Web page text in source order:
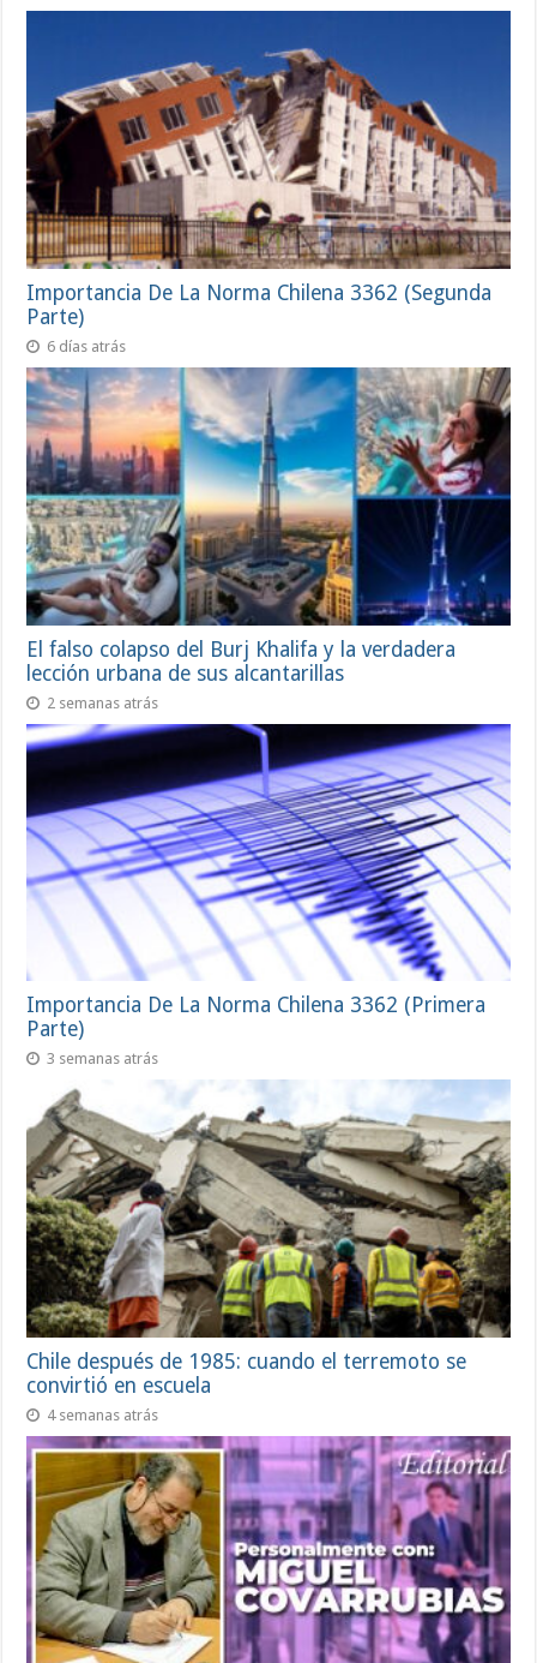
Importancia De La Norma Chilena 3362 (Segunda
Parte)
6 días atrás
El falso colapso del Burj Khalifa y la verdadera
lección urbana de sus alcantarillas
2 semanas atrás
Importancia De La Norma Chilena 3362 (Primera
Parte)
3 semanas atrás
Chile después de 1985: cuando el terremoto se
convirtió en escuela
4 semanas atrás